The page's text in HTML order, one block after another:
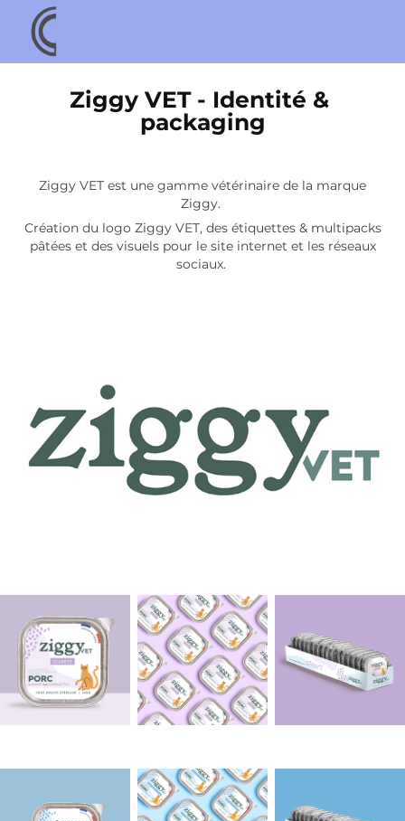
Ziggy VET - Identité &
packaging
Ziggy VET est une gamme vétérinaire de la marque
Ziggy.
Création du logo Ziggy VET, des étiquettes & multipacks
pâtées et des visuels pour le site internet et les réseaux
sociaux.